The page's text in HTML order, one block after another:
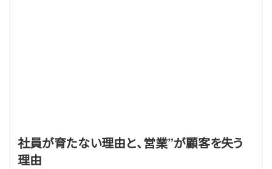
社員が育たない理由と、営業”が顧客を失う
理由